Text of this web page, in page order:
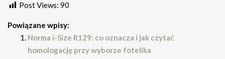
Post Views: 90
Powiązane wpisy:
Norma i-Size R129: co oznacza i jak czytać
homologację przy wyborze fotelika